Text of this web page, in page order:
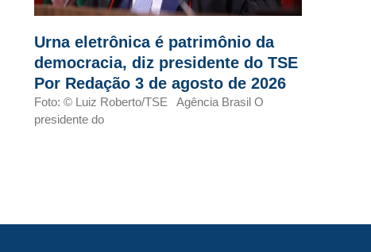
Urna eletrônica é patrimônio da
democracia, diz presidente do TSE
Por Redação 3 de agosto de 2026
Foto: © Luiz Roberto/TSE Agência Brasil O
presidente do